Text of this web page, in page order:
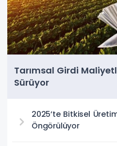
Tarımsal Girdi
Sürüyor
2025’te Bitkisel
Öngörülüyor